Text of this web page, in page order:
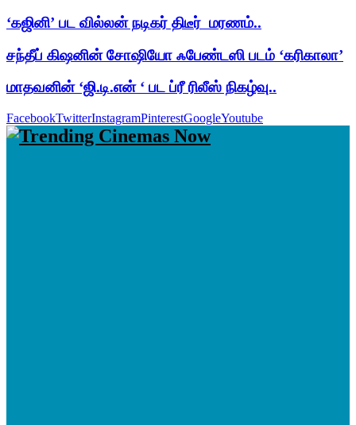
‘கஜினி’ பட வில்லன் நடிகர் திடீர் மரணம்..
சந்தீப் கிஷனின் சோஷியோ ஃபேண்டஸி படம் ‘கரிகாலா’
மாதவனின் ‘ஜி.டி.என் ‘ பட ப்ரீ ரிலீஸ் நிகழ்வு..
FacebookTwitterInstagramPinterestGoogleYoutube